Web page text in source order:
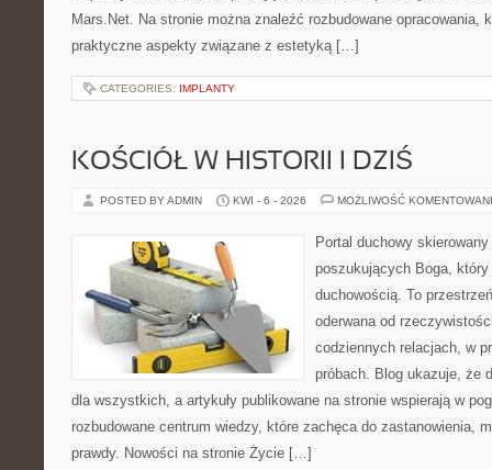
Mars.Net. Na stronie można znaleźć rozbudowane opracowania,
praktyczne aspekty związane z estetyką […]
CATEGORIES: IMPLANTY
KOŚCIÓŁ W HISTORII I DZIŚ
POSTED BY ADMIN KWI - 6 - 2026 MOŻLIWOŚĆ
Portal duchowy
poszukujących Boga, który
duchowością. To
oderwana od
codziennych relacjach, w
próbach. Blog ukazuje, że
dla wszystkich, a artykuły publikowane na stronie wspierają w
rozbudowane centrum wiedzy, które zachęca do zastanowienia,
prawdy. Nowości na stronie Życie […]